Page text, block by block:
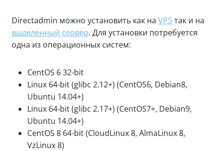
Directadmin можно установить как на VPS так и на
выделенный сервер. Для установки потребуется
одна из операционных систем:
CentOS 6 32-bit
Linux 64-bit (glibc 2.12+) (CentOS6, Debian8,
Ubuntu 14.04+)
Linux 64-bit (glibc 2.17+) (CentOS7+, Debian9,
Ubuntu 14.04+)
CentOS 8 64-bit (CloudLinux 8, AlmaLinux 8,
VzLinux 8)